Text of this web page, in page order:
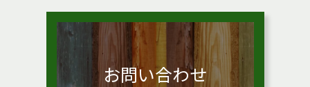
お問い合わせ